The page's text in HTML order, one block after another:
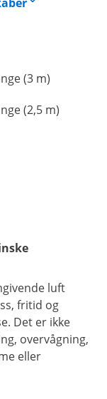
(3 m)
(2,5 m)
luft
fritid og
Det er ikke
overvågning,
eller